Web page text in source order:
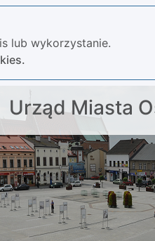
lub wykorzystanie.
Urząd Miasta